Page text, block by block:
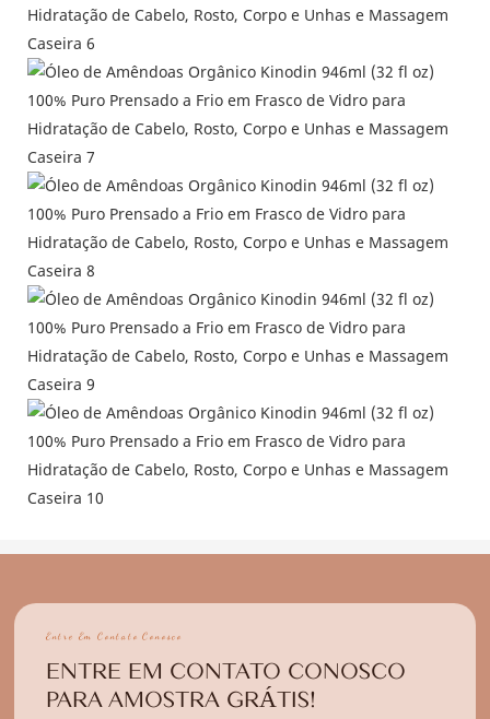
Entre Em Contato Conosco
ENTRE EM CONTATO CONOSCO
PARA AMOSTRA GRÁTIS!